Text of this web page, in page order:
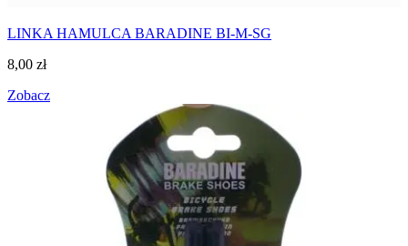
LINKA HAMULCA BARADINE BI-M-SG
8,00 zł
Zobacz